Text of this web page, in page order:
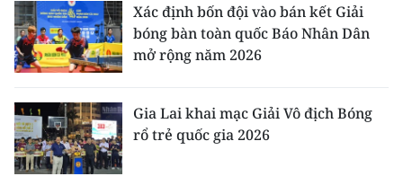
Xác định bốn đội vào bán kết Giải
bóng bàn toàn quốc Báo Nhân Dân
mở rộng năm 2026
Gia Lai khai mạc Giải Vô địch Bóng
rổ trẻ quốc gia 2026